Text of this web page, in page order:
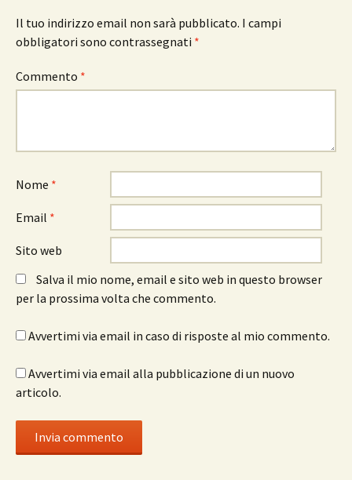
Il tuo indirizzo email non sarà pubblicato. I campi
obbligatori sono contrassegnati *
Commento *
Nome *
Email *
Sito web
Salva il mio nome, email e sito web in questo browser
per la prossima volta che commento.
Avvertimi via email in caso di risposte al mio commento.
Avvertimi via email alla pubblicazione di un nuovo
articolo.